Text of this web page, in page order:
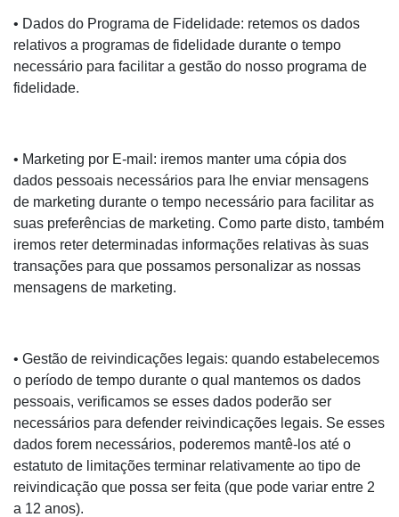
• Dados do Programa de Fidelidade: retemos os dados
relativos a programas de fidelidade durante o tempo
necessário para facilitar a gestão do nosso programa de
fidelidade.
• Marketing por E-mail: iremos manter uma cópia dos
dados pessoais necessários para lhe enviar mensagens
de marketing durante o tempo necessário para facilitar as
suas preferências de marketing. Como parte disto, também
iremos reter determinadas informações relativas às suas
transações para que possamos personalizar as nossas
mensagens de marketing.
• Gestão de reivindicações legais: quando estabelecemos
o período de tempo durante o qual mantemos os dados
pessoais, verificamos se esses dados poderão ser
necessários para defender reivindicações legais. Se esses
dados forem necessários, poderemos mantê-los até o
estatuto de limitações terminar relativamente ao tipo de
reivindicação que possa ser feita (que pode variar entre 2
a 12 anos).